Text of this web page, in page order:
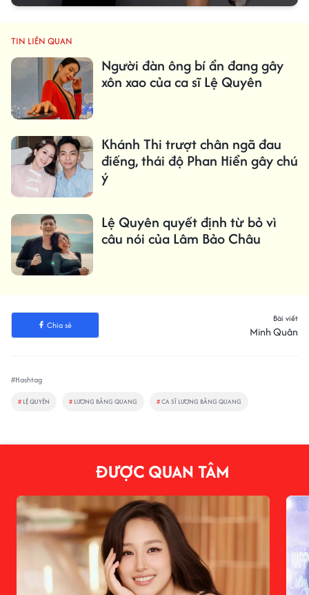
TIN LIÊN QUAN
Người đàn ông bí ẩn đang gây
xôn xao của ca sĩ Lệ Quyên
Khánh Thi trượt chân ngã đau
điếng, thái độ Phan Hiển gây chú
ý
Lệ Quyên quyết định từ bỏ vì
câu nói của Lâm Bảo Châu
Chia sẻ
Bài viết
Minh Quân
#Hashtag
# LỆ QUYÊN # LƯƠNG BẰNG QUANG #CA SĨ LƯƠNG BẰNG QUANG
ĐƯỢC QUAN TÂM